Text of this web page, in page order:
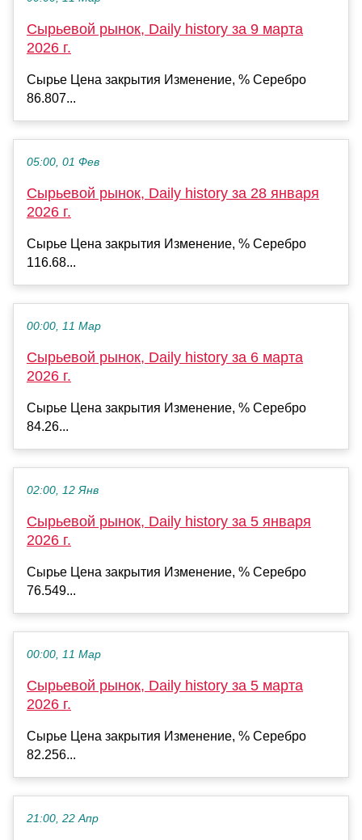
Сырьевой рынок, Daily history за 9 марта
2026 г.
Сырье Цена закрытия Изменение, % Серебро
86.807...
05:00, 01 Фев
Сырьевой рынок, Daily history за 28 января
2026 г.
Сырье Цена закрытия Изменение, % Серебро
116.68...
00:00, 11 Мар
Сырьевой рынок, Daily history за 6 марта
2026 г.
Сырье Цена закрытия Изменение, % Серебро
84.26...
02:00, 12 Янв
Сырьевой рынок, Daily history за 5 января
2026 г.
Сырье Цена закрытия Изменение, % Серебро
76.549...
00:00, 11 Мар
Сырьевой рынок, Daily history за 5 марта
2026 г.
Сырье Цена закрытия Изменение, % Серебро
82.256...
21:00, 22 Апр